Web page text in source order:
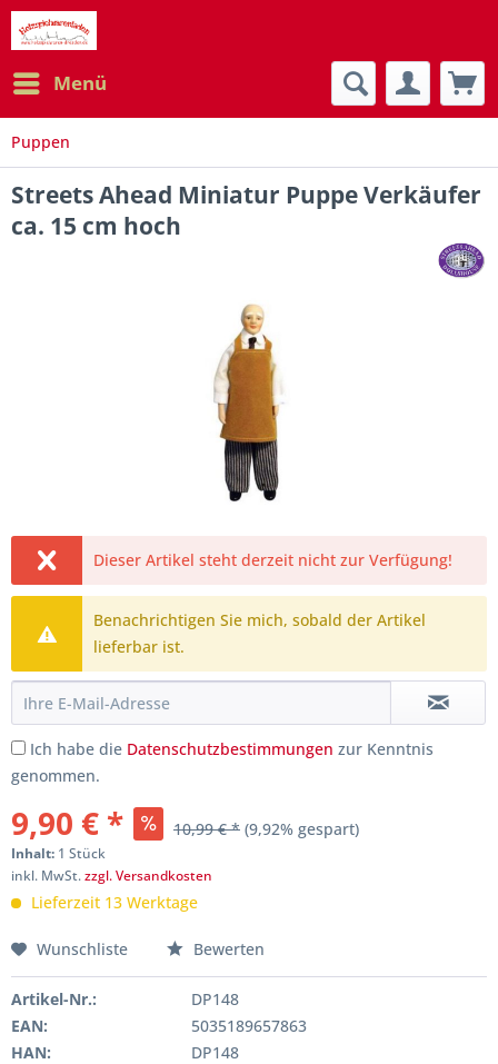
Menü
Puppen
Streets Ahead Miniatur Puppe Verkäufer
ca. 15 cm hoch
Dieser Artikel steht derzeit nicht zur Verfügung!
Benachrichtigen Sie mich, sobald der Artikel
lieferbar ist.
Ich habe die Datenschutzbestimmungen zur Kenntnis
genommen.
9,90 € * 10,99 € * (9,92% gespart)
Inhalt: 1 Stück
inkl. MwSt.zzgl. Versandkosten
Lieferzeit 13 Werktage
Wunschliste Bewerten
Artikel-Nr.:
DP148
EAN:
5035189657863
HAN:
DP148